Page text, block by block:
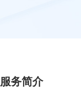
服务简介